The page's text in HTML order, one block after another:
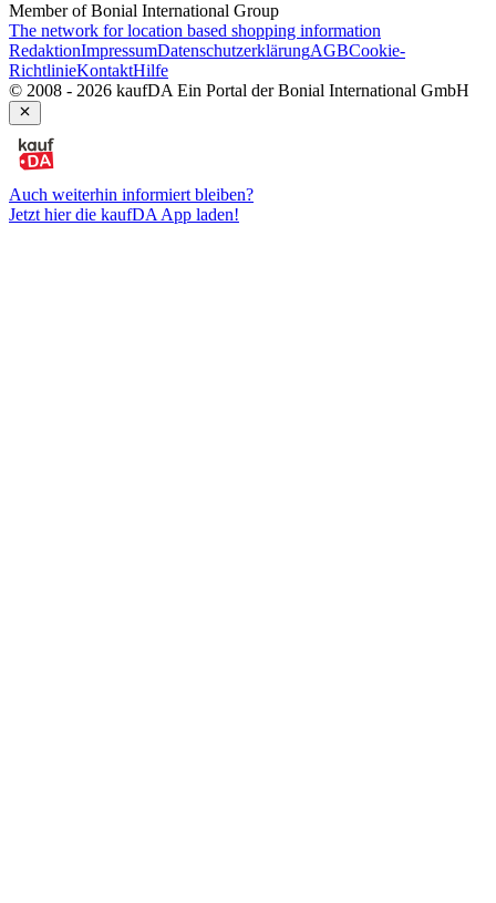
Member of Bonial International Group
The network for location based shopping information
RedaktionImpressumDatenschutzerklärungAGBCookie-
RichtlinieKontaktHilfe
© 2008 - 2026 kaufDA Ein Portal der Bonial International GmbH
Auch weiterhin informiert bleiben?
Jetzt hier die kaufDA App laden!